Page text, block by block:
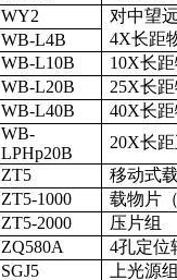
WY2
对中望
WB-L4B
4X长距
WB-L10B
10X长
WB-L20B
25X长
WB-L40B
40X长
WB-
LPHp20B
20X长
ZT5
移动式
ZT5-1000
载物片
ZT5-2000
压片组
ZQ580A 4孔定位
SGJ5
上光源